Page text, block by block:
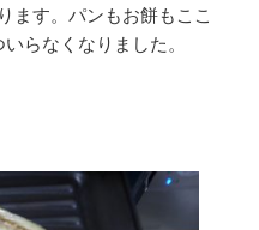
ます。パンもお餅もここ
らなくなりました。